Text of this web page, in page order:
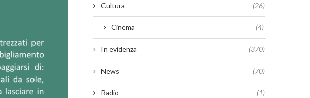
Cultura (26)
Cinema (4)
In evidenza (370)
News (70)
Radio (1)